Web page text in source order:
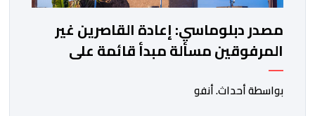
مصدر دبلوماسي: إعادة القاصرين غير
المرفوقين مسألة مبدأ قائمة على
التعليمات الملكية السامية
بواسطة أحداث. أنفو